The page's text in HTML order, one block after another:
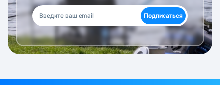
Подписаться